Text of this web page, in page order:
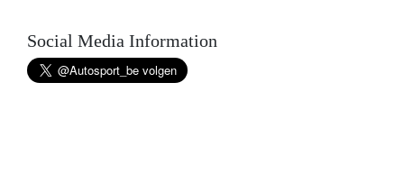
Social Media Information